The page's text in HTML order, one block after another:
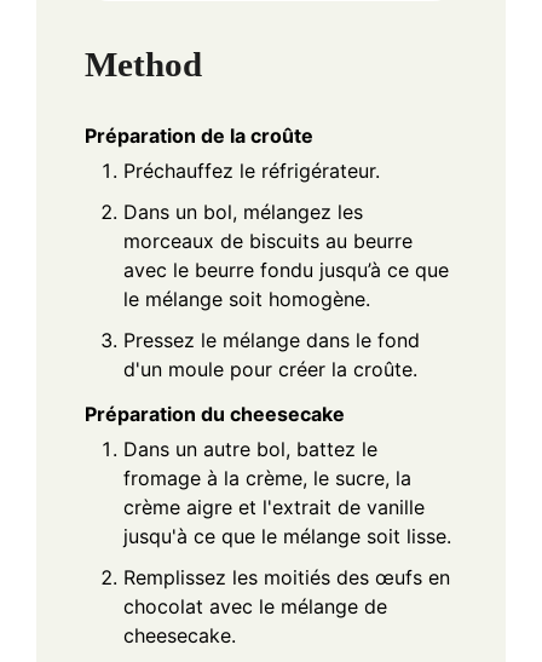
Method
Préparation de la croûte
Préchauffez le réfrigérateur.
Dans un bol, mélangez les
morceaux de biscuits au beurre
avec le beurre fondu jusqu’à ce que
le mélange soit homogène.
Pressez le mélange dans le fond
d'un moule pour créer la croûte.
Préparation du cheesecake
Dans un autre bol, battez le
fromage à la crème, le sucre, la
crème aigre et l'extrait de vanille
jusqu'à ce que le mélange soit lisse.
Remplissez les moitiés des œufs en
chocolat avec le mélange de
cheesecake.